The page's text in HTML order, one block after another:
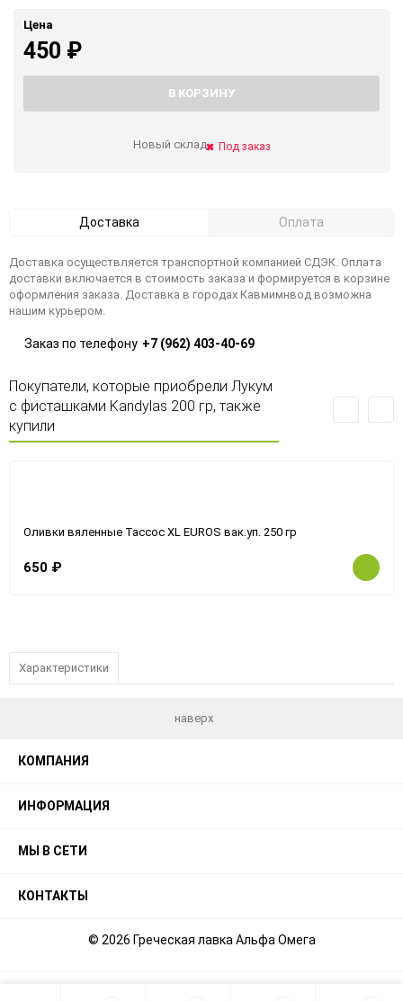
Цена
450 ₽
В КОРЗИНУ
Новый склад Под заказ
Доставка Оплата
Доставка осуществляется транспортной компанией СДЭК. Оплата
доставки включается в стоимость заказа и формируется в корзине
оформления заказа. Доставка в городах Кавмимнвод возможна
нашим курьером.
Заказ по телефону +7 (962) 403-40-69
Покупатели, которые приобрели Лукум
с фисташками Kandylas 200 гр, также
купили
Оливки вяленные Тассос XL EUROS вак.уп. 250 гр
650 ₽
Характеристики
наверх
КОМПАНИЯ
ИНФОРМАЦИЯ
МЫ В СЕТИ
КОНТАКТЫ
© 2026 Греческая лавка Альфа Омега